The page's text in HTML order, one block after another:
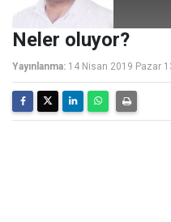
Neler oluyor?
Yayınlanma: 14 Nisan 2019 Pazar